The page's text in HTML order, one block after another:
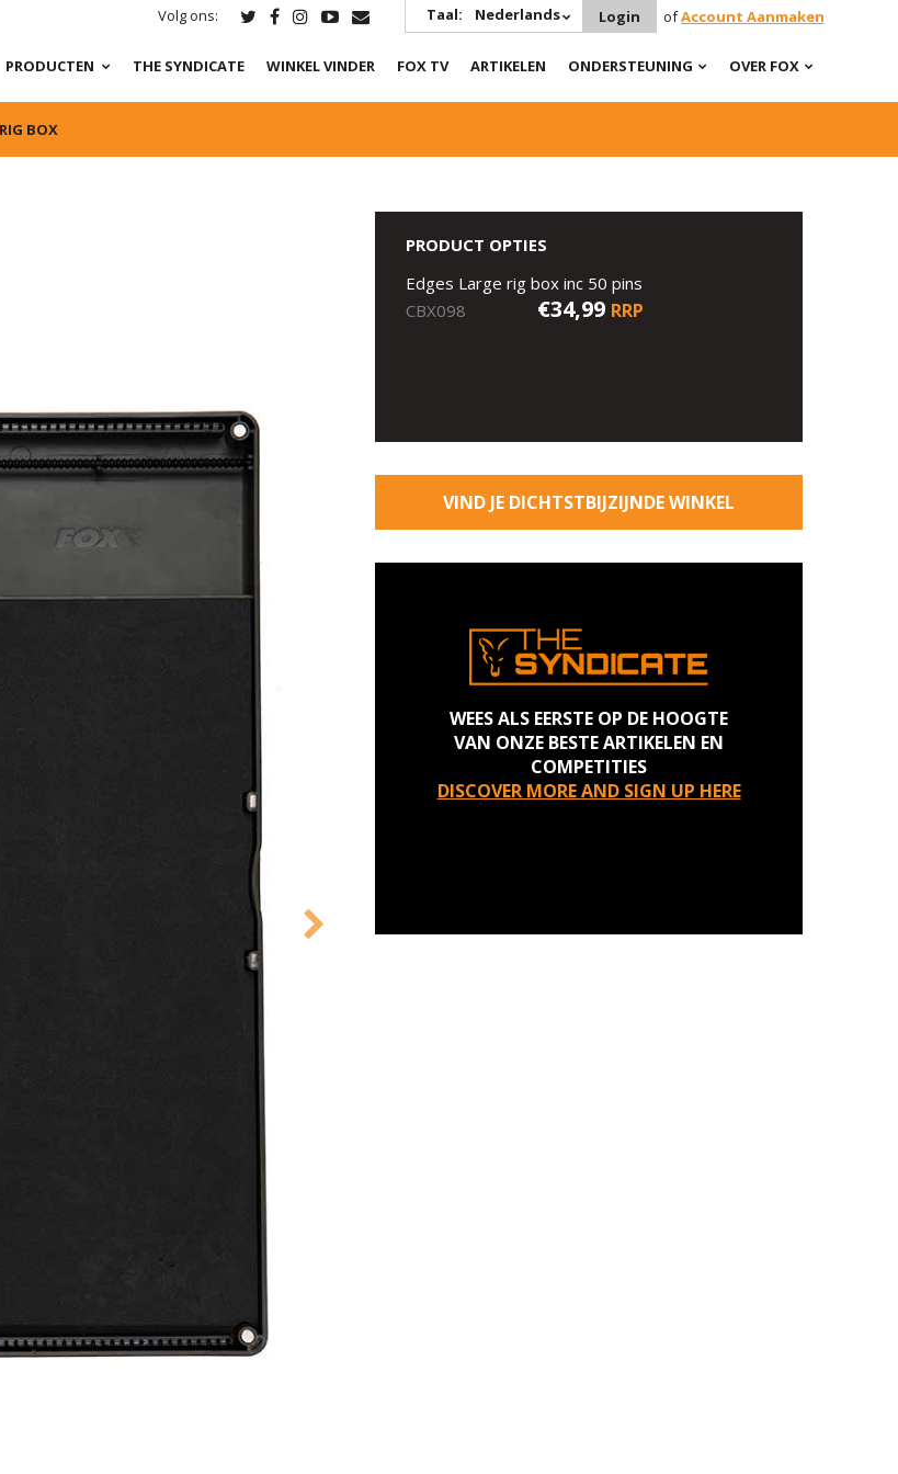
Volg ons: Taal: Nederlands Login ofAccount Aanmaken
PRODUCTEN THE SYNDICATE WINKEL VINDER FOX TV ARTIKELEN ONDERSTEUNING OVER FOX
BOX
PRODUCT OPTIES
Edges Large rig box inc 50 pins
CBX098
€34,99 RRP
VIND JE DICHTSTBIJZIJNDE WINKEL
WEES ALS EERSTE OP DE HOOGTE
VAN ONZE BESTE ARTIKELEN EN
COMPETITIES
DISCOVER MORE AND SIGN UP HERE